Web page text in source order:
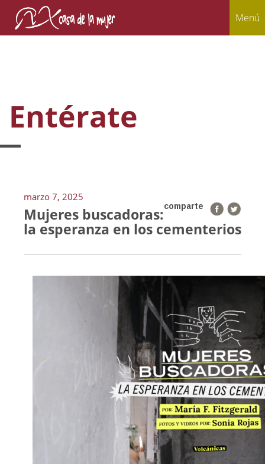
Menú
Entérate
marzo 7, 2025
comparte
Mujeres buscadoras:
la esperanza en los cementerios